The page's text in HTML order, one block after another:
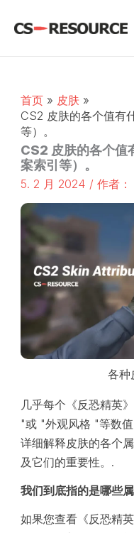
首页
皮肤
CS2 皮肤的各个值有
等）。
CS2 皮肤的各个值
案索引等）。
5. 2 月 2024 / 作者：
各种
几乎每个《反恐精英
"或 "外观风格 "等数
详细解释皮肤的各个
及它们的重要性。.
我们到底指的是哪些
如果您查看《反恐精